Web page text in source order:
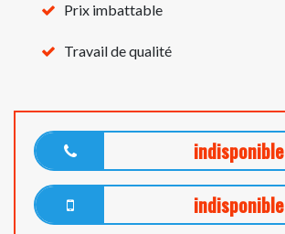
Prix imbattable
Travail de qualité
indisponible
indisponible